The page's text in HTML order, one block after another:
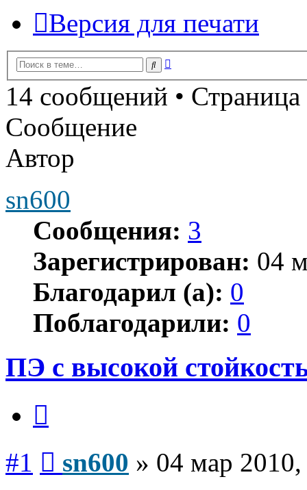
Версия для печати
Поиск
14 сообщений • Страница
Сообщение
Автор
sn600
Сообщения: 3
Зарегистрирован: 04
Благодарил (а): 0
Поблагодарили: 0
ПЭ с высокой
#1 sn600 » 04 мар